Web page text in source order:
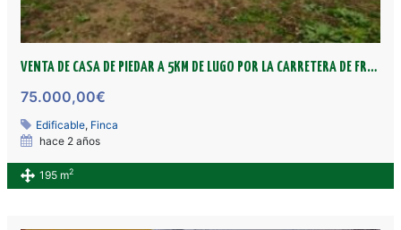
VENTA DE CASA DE PIEDAR A 5KM DE LUGO POR LA CARRETERA DE FRIOL
75.000,00€
Edificable, Finca
hace 2 años
195 m2